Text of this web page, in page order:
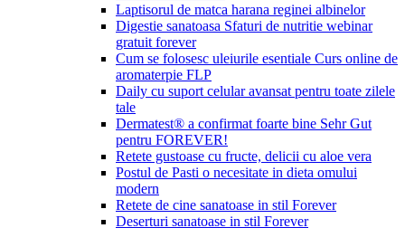
Laptisorul de matca harana reginei albinelor
Digestie sanatoasa Sfaturi de nutritie webinar
gratuit forever
Cum se folosesc uleiurile esentiale Curs online de
aromaterpie FLP
Daily cu suport celular avansat pentru toate zilele
tale
Dermatest® a confirmat foarte bine Sehr Gut
pentru FOREVER!
Retete gustoase cu fructe, delicii cu aloe vera
Postul de Pasti o necesitate in dieta omului
modern
Retete de cine sanatoase in stil Forever
Deserturi sanatoase in stil Forever